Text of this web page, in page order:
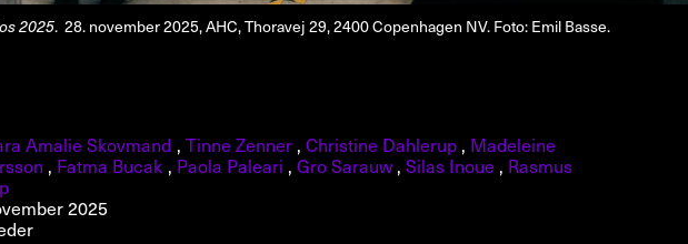
2025. 28. november 2025, AHC, Thoravej 29, 2400 Copenhagen NV. Foto: Emil Basse.
Amalie Skovmand , Tinne Zenner , Christine Dahlerup , Madeleine
, Fatma Bucak , Paola Paleari , Gro Sarauw ,Silas Inoue , Rasmus
2025